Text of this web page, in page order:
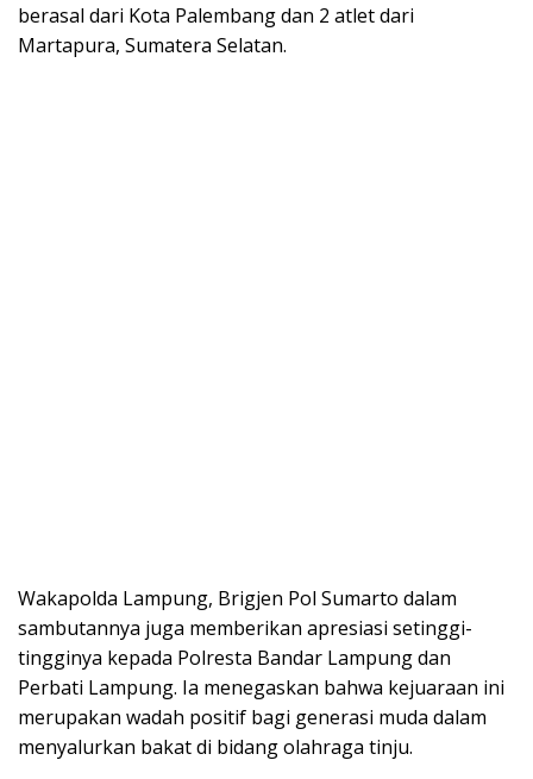
berasal dari Kota Palembang dan 2 atlet dari
Martapura, Sumatera Selatan.
Wakapolda Lampung, Brigjen Pol Sumarto dalam
sambutannya juga memberikan apresiasi setinggi-
tingginya kepada Polresta Bandar Lampung dan
Perbati Lampung. Ia menegaskan bahwa kejuaraan ini
merupakan wadah positif bagi generasi muda dalam
menyalurkan bakat di bidang olahraga tinju.